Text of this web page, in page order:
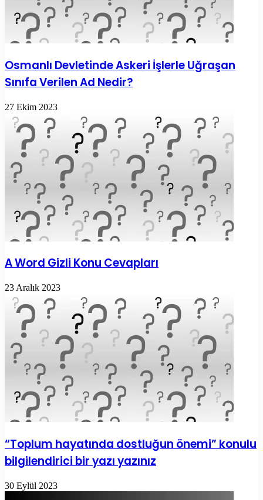
Osmanlı Devletinde Askeri İşlerle Uğraşan
Sınıfa Verilen Ad Nedir?
27 Ekim 2023
A Word Gizli Konu Cevapları
23 Aralık 2023
“Toplum hayatında dostluğun önemi” konulu
bilgilendirici bir yazı yazınız
30 Eylül 2023